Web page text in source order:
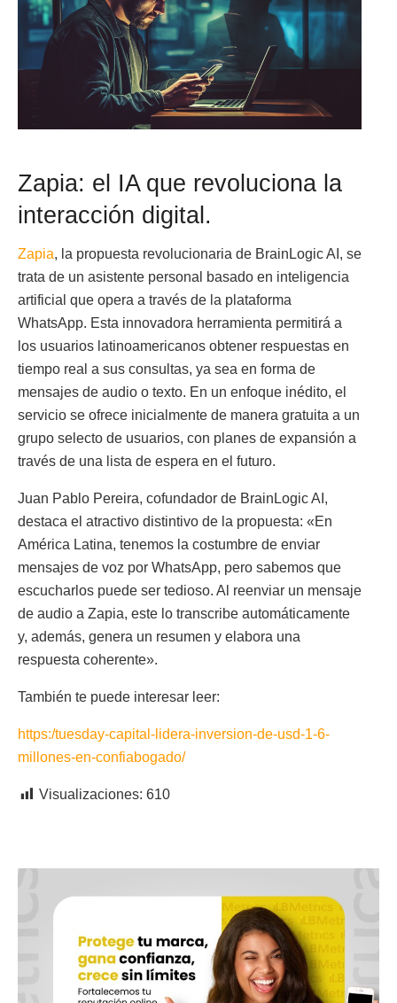
Zapia: el IA que revoluciona la
interacción digital.
Zapia, la propuesta revolucionaria de BrainLogic AI, se
trata de un asistente personal basado en inteligencia
artificial que opera a través de la plataforma
WhatsApp. Esta innovadora herramienta permitirá a
los usuarios latinoamericanos obtener respuestas en
tiempo real a sus consultas, ya sea en forma de
mensajes de audio o texto. En un enfoque inédito, el
servicio se ofrece inicialmente de manera gratuita a un
grupo selecto de usuarios, con planes de expansión a
través de una lista de espera en el futuro.
Juan Pablo Pereira, cofundador de BrainLogic AI,
destaca el atractivo distintivo de la propuesta: «En
América Latina, tenemos la costumbre de enviar
mensajes de voz por WhatsApp, pero sabemos que
escucharlos puede ser tedioso. Al reenviar un mensaje
de audio a Zapia, este lo transcribe automáticamente
y, además, genera un resumen y elabora una
respuesta coherente».
También te puede interesar leer:
https:/tuesday-capital-lidera-inversion-de-usd-1-6-
millones-en-confiabogado/
Visualizaciones: 610